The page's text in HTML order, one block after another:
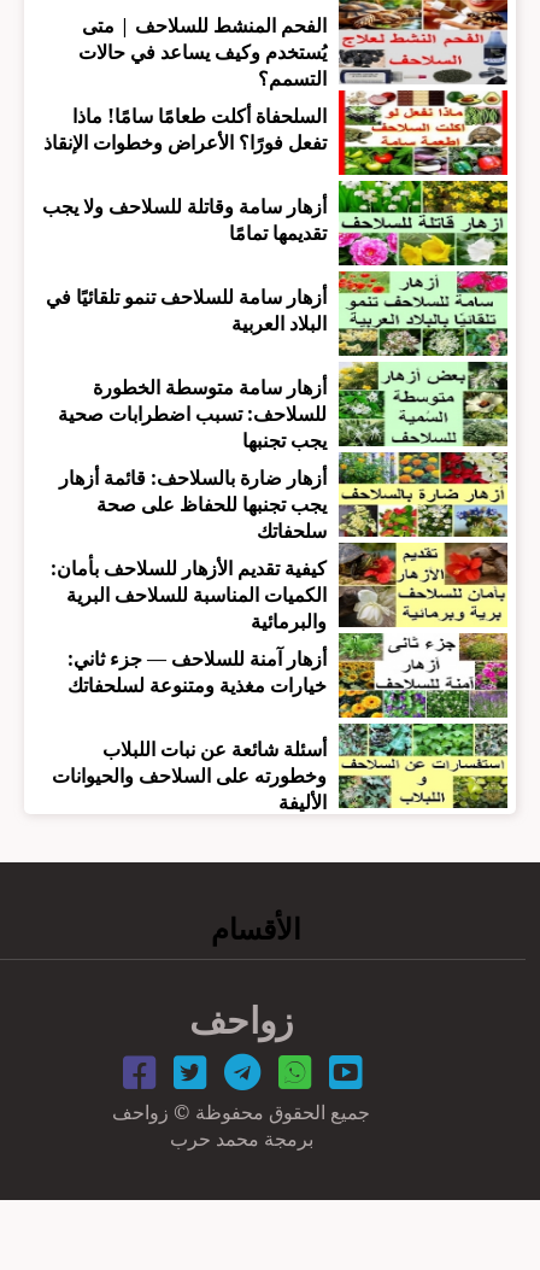
الفحم المنشط للسلاحف | متى
يُستخدم وكيف يساعد في حالات
التسمم؟
السلحفاة أكلت طعامًا سامًا! ماذا
تفعل فورًا؟ الأعراض وخطوات الإنقاذ
أزهار سامة وقاتلة للسلاحف ولا يجب
تقديمها تمامًا
أزهار سامة للسلاحف تنمو تلقائيًا في
البلاد العربية
أزهار سامة متوسطة الخطورة
للسلاحف: تسبب اضطرابات صحية
يجب تجنبها
أزهار ضارة بالسلاحف: قائمة أزهار
يجب تجنبها للحفاظ على صحة
سلحفاتك
كيفية تقديم الأزهار للسلاحف بأمان:
الكميات المناسبة للسلاحف البرية
والبرمائية
أزهار آمنة للسلاحف — جزء ثاني:
خيارات مغذية ومتنوعة لسلحفاتك
أسئلة شائعة عن نبات اللبلاب
وخطورته على السلاحف والحيوانات
الأليفة
الأقسام
زواحف
جميع الحقوق محفوظة © زواحف
برمجة محمد حرب